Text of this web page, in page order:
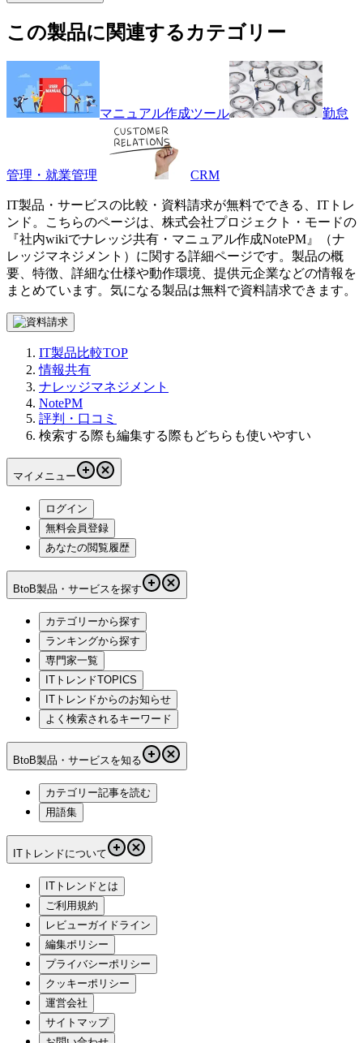
この製品に関連するカテゴリー
マニュアル作成ツール 勤怠
管理・就業管理 CRM
IT製品・サービスの比較・資料請求が無料でできる、ITトレ
ンド。こちらのページは、 株式会社プロジェクト・モードの
『社内wikiでナレッジ共有・マニュアル作成NotePM』（ナ
レッジマネジメント ）に関する詳細ページです。製品の概
要、特徴、詳細な仕様や動作環境、提供元企業などの情報を
まとめています。気になる製品は無料で資料請求できます。
IT製品比較TOP
情報共有
ナレッジマネジメント
NotePM
評判・口コミ
検索する際も編集する際もどちらも使いやすい
マイメニュー
ログイン
無料会員登録
あなたの閲覧履歴
BtoB製品・サービスを探す
カテゴリーから探す
ランキングから探す
専門家一覧
ITトレンドTOPICS
ITトレンドからのお知らせ
よく検索されるキーワード
BtoB製品・サービスを知る
カテゴリー記事を読む
用語集
ITトレンドについて
ITトレンドとは
ご利用規約
レビューガイドライン
編集ポリシー
プライバシーポリシー
クッキーポリシー
運営会社
サイトマップ